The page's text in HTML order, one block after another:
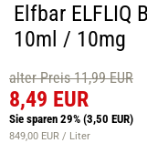
Elfbar ELFLIQ
10ml / 10mg
alter Preis 11,99 EUR
8,49 EUR
Sie sparen 29% (3,50 EUR)
849,00 EUR / Liter